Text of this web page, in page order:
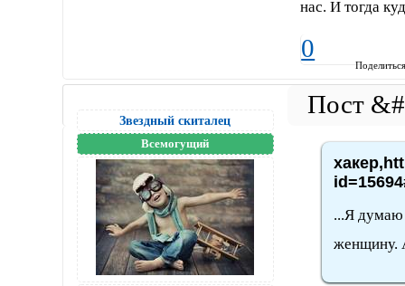
нас. И тогда
0
Звездный скиталец
Всемогущий
...Я думаю
женщину.